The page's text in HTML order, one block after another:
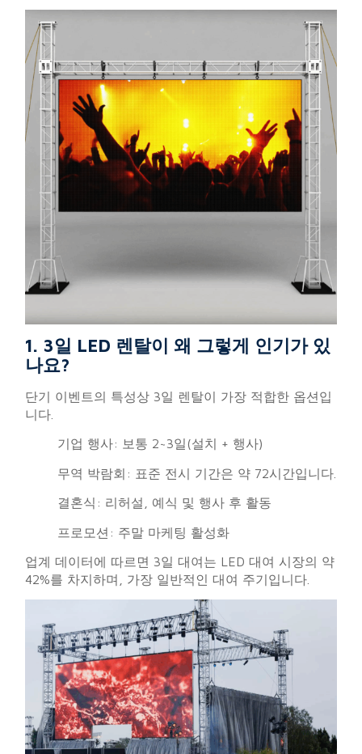
1. 3일 LED 렌탈이 왜 그렇게 인기가 있
나요?
단기 이벤트의 특성상 3일 렌탈이 가장 적합한 옵션입
니다.
기업 행사: 보통 2~3일(설치 + 행사)
무역 박람회: 표준 전시 기간은 약 72시간입니다.
결혼식: 리허설, 예식 및 행사 후 활동
프로모션: 주말 마케팅 활성화
업계 데이터에 따르면 3일 대여는 LED 대여 시장의 약
42%를 차지하며, 가장 일반적인 대여 주기입니다.